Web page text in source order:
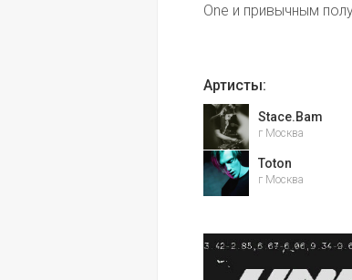
One и привычным
Артисты:
Stace.Bam
г Москва
Toton
г Москва